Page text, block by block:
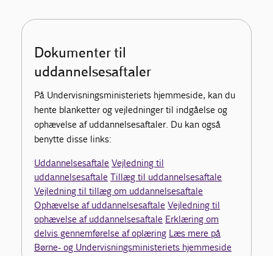
Dokumenter til
uddannelsesaftaler
På Undervisningsministeriets hjemmeside, kan du
hente blanketter og vejledninger til indgåelse og
ophævelse af uddannelsesaftaler. Du kan også
benytte disse links:
Uddannelsesaftale Vejledning til
uddannelsesaftale Tillæg til uddannelsesaftale
Vejledning til tillæg om uddannelsesaftale
Ophævelse af uddannelsesaftale Vejledning til
ophævelse af uddannelsesaftale Erklæring om
delvis gennemførelse af oplæring Læs mere på
Børne- og Undervisningsministeriets hjemmeside